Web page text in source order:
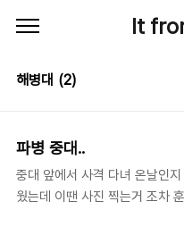
It
해병대 (2)
파병 중대..
중대 앞에서 사격 다녀 온날인
웠는데 이땐 사진 찍는거 조차